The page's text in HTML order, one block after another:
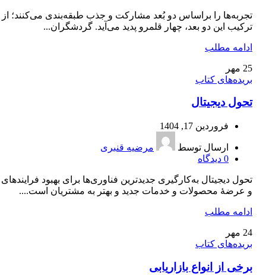
تجربه‌ها را براساس دو بُعد مشاركت و جذب طبقه‌بندی می‌كنند؛ از
تركيب اين دو بعد، چهار قلمرو پديد می‌آيد. گردشگران...
ادامه مطلب
25 مهر
بریده‌های کتاب
تحول دیجیتال
فروردین 17, 1404
ارسال توسط
مرضیه قنبری
0 دیدگاه
تحول ديجيتال به‌كارگيری جديدترين فناوری‌ها برای بهبود
و عرضۀ محصولات و خدمات جديد و بهتر به مشتريان است....
ادامه مطلب
24 مهر
بریده‌های کتاب
برخی از انواع بازاریابی